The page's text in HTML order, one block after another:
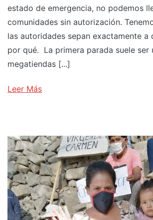
estado de emergencia, no podemos
comunidades sin autorización.
las autoridades sepan exactamente a
por qué. La primera parada suele ser
megatiendas [...]
Leer Más